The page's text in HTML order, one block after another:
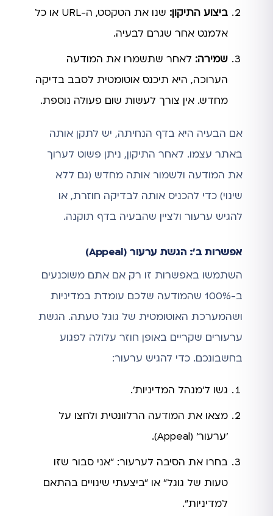
ביצוע התיקון:
שנו את הטקסט, ה-URL או כל
אלמנט אחר שגרם לבעיה.
שמירה: לאחר שתשמרו את המודעה
הערוכה, היא תיכנס אוטומטית לסבב בדיקה
מחדש. אין צורך לעשות שום פעולה נוספת.
אם הבעיה היא בדף הנחיתה, יש לתקן אותה
באתר עצמו. לאחר התיקון, ניתן פשוט לערוך
את המודעה ולשמור אותה מחדש (גם ללא
שינוי) כדי להכניס אותה לבדיקה חוזרת, או
להגיש ערעור ולציין שהבעיה בדף תוקנה.
אפשרות ב': הגשת ערעור (Appeal)
השתמשו באפשרות זו רק אם אתם משוכנעים
ב-100% שהמודעה שלכם עומדת במדיניות
ושהמערכת האוטומטית של גוגל טעתה. הגשת
ערעורים שקריים באופן חוזר עלולה לפגוע
בחשבונכם. כדי להגיש ערעור:
גשו ל'מנהל המדיניות'.
מצאו את המודעה הרלוונטית ולחצו על
'ערעור' (Appeal).
בחרו את הסיבה לערעור: "אני סבור שזו
טעות של גוגל" או "ביצעתי שינויים בהתאם
למדיניות".